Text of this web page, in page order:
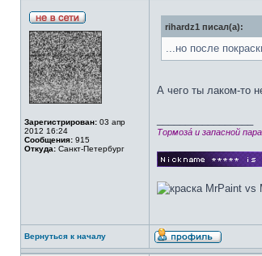
Зарегистрирован: 03 апр
2012 16:24
Сообщения: 915
Откуда: Санкт-Петербург
rihardz1 писал(а):
...но после
А чего ты лаком-то
Тормозá и запасной
Вернуться к началу